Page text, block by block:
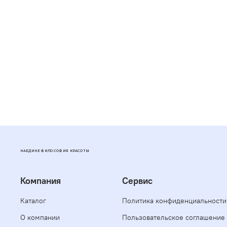
НАЕДИНЕ ФИЛОСОФИЯ КРАСОТЫ
Компания
Каталог
О компании
Сервис
Политика
Пользовательское соглашение